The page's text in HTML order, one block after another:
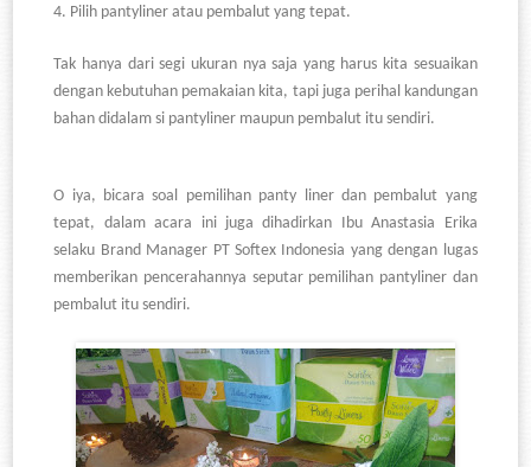
4. Pilih pantyliner atau pembalut yang tepat.
Tak hanya dari segi ukuran nya saja yang harus kita sesuaikan
dengan kebutuhan pemakaian kita, tapi juga perihal kandungan
bahan didalam si pantyliner maupun pembalut itu sendiri.
O iya, bicara soal pemilihan panty liner dan pembalut yang
tepat, dalam acara ini juga dihadirkan Ibu Anastasia Erika
selaku Brand Manager PT Softex Indonesia yang dengan lugas
memberikan pencerahannya seputar pemilihan pantyliner dan
pembalut itu sendiri.